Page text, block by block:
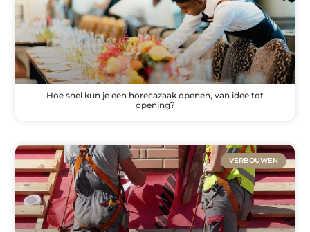
Hoe snel kun je een horecazaak openen, van idee tot
opening?
VERBOUWEN